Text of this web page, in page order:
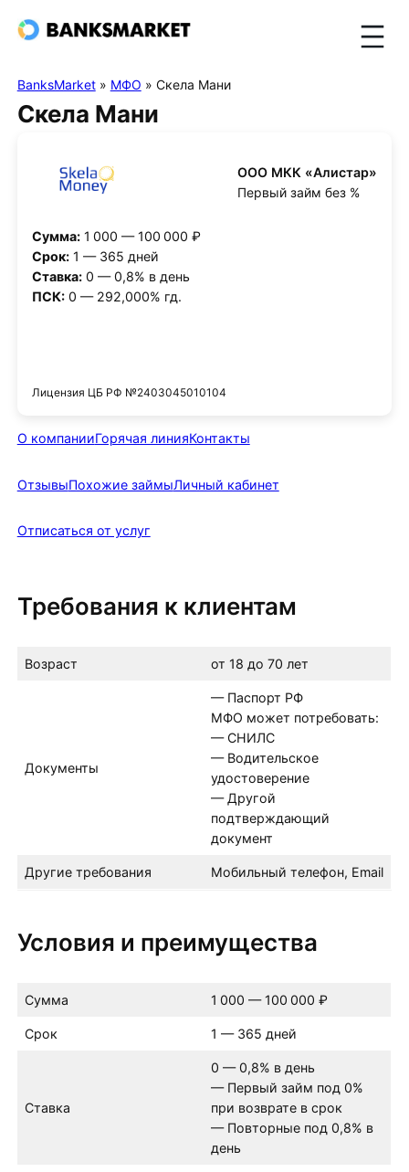
BanksMarket» МФО » Скела Мани
Скела Мани
ООО МКК «Алистар»
Первый займ без %
Сумма:1 000 — 100 000 ₽
Срок:1 — 365 дней
Ставка:0 — 0,8% в день
ПСК:0 — 292,000% гд.
Лицензия ЦБ РФ №2403045010104
О компанииГорячая линияКонтакты
ОтзывыПохожие займыЛичный кабинет
Отписаться от услуг
Требования к клиентам
Возраст от 18 до 70 лет
Документы
— Паспорт РФ
МФО может потребовать:
— СНИЛС
— Водительское
удостоверение
— Другой
подтверждающий
документ
Другие требования Мобильный телефон, Email
Условия и преимущества
Сумма 1 000 — 100 000 ₽
Срок 1 — 365 дней
Ставка
0 — 0,8% в день
— Первый займ под 0%
при возврате в срок
— Повторные под 0,8% в
день